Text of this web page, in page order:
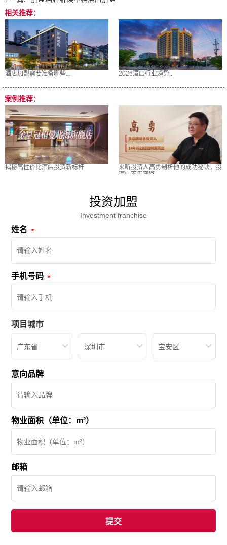
相关推荐：
酒店加盟需要准备哪些... 2026酒店行业趋势...
案例推荐：
揭秘高性价比酒店投资新标杆
来听投资人高勇剖析他的成功秘诀，投
酒店不走弯路
投资加盟
Investment franchise
姓名
手机号码
项目城市
广东省 深圳市 宝安区
意向品牌
物业面积（单位：m²）
邮箱